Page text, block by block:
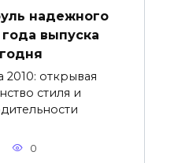
надежного
года выпуска
2010: открывая
стиля и
0